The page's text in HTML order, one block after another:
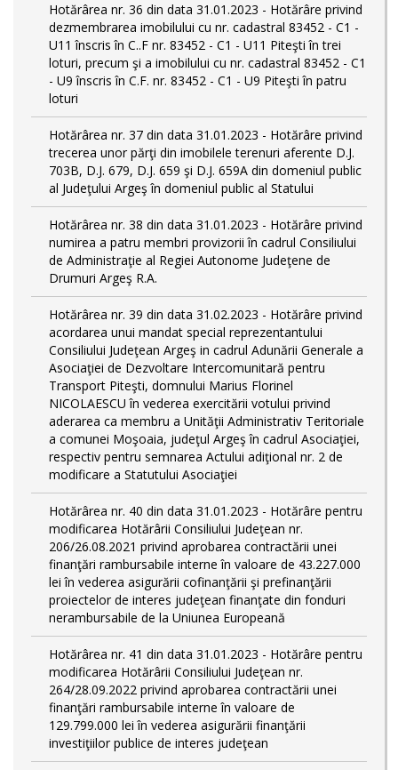
Hotărârea nr. 36 din data 31.01.2023 - Hotărâre privind
dezmembrarea imobilului cu nr. cadastral 83452 - C1 -
U11 înscris în C..F nr. 83452 - C1 - U11 Piteşti în trei
loturi, precum şi a imobilului cu nr. cadastral 83452 - C1
- U9 înscris în C.F. nr. 83452 - C1 - U9 Piteşti în patru
loturi
Hotărârea nr. 37 din data 31.01.2023 - Hotărâre privind
trecerea unor părţi din imobilele terenuri aferente D.J.
703B, D.J. 679, D.J. 659 şi D.J. 659A din domeniul public
al Judeţului Argeş în domeniul public al Statului
Hotărârea nr. 38 din data 31.01.2023 - Hotărâre privind
numirea a patru membri provizorii în cadrul Consiliului
de Administraţie al Regiei Autonome Judeţene de
Drumuri Argeş R.A.
Hotărârea nr. 39 din data 31.02.2023 - Hotărâre privind
acordarea unui mandat special reprezentantului
Consiliului Judeţean Argeş in cadrul Adunării Generale a
Asociaţiei de Dezvoltare Intercomunitară pentru
Transport Piteşti, domnului Marius Florinel
NICOLAESCU în vederea exercitării votului privind
aderarea ca membru a Unităţii Administrativ Teritoriale
a comunei Moşoaia, judeţul Argeş în cadrul Asociaţiei,
respectiv pentru semnarea Actului adiţional nr. 2 de
modificare a Statutului Asociaţiei
Hotărârea nr. 40 din data 31.01.2023 - Hotărâre pentru
modificarea Hotărârii Consiliului Judeţean nr.
206/26.08.2021 privind aprobarea contractării unei
finanţări rambursabile interne în valoare de 43.227.000
lei în vederea asigurării cofinanţării şi prefinanţării
proiectelor de interes judeţean finanţate din fonduri
nerambursabile de la Uniunea Europeană
Hotărârea nr. 41 din data 31.01.2023 - Hotărâre pentru
modificarea Hotărârii Consiliului Judeţean nr.
264/28.09.2022 privind aprobarea contractării unei
finanţări rambursabile interne în valoare de
129.799.000 lei în vederea asigurării finanţării
investiţiilor publice de interes judeţean